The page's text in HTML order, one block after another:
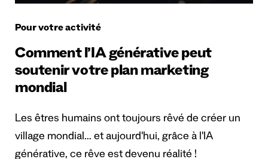
Pour votre activité
Comment l’IA générative peut
soutenir votre plan marketing
mondial
Les êtres humains ont toujours rêvé de créer un
village mondial... et aujourd'hui, grâce à l'IA
générative, ce rêve est devenu réalité !